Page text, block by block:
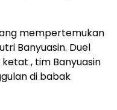
mempertemukan
Banyuasin. Duel
, tim Banyuasin
di babak